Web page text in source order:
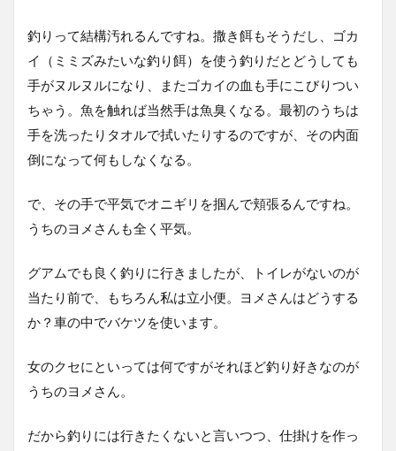
釣りって結構汚れるんですね。撒き餌もそうだし、ゴカ
イ（ミミズみたいな釣り餌）を使う釣りだとどうしても
手がヌルヌルになり、またゴカイの血も手にこびりつい
ちゃう。魚を触れば当然手は魚臭くなる。最初のうちは
手を洗ったりタオルで拭いたりするのですが、その内面
倒になって何もしなくなる。
で、その手で平気でオニギリを掴んで頬張るんですね。
うちのヨメさんも全く平気。
グアムでも良く釣りに行きましたが、トイレがないのが
当たり前で、もちろん私は立小便。ヨメさんはどうする
か？車の中でバケツを使います。
女のクセにといっては何ですがそれほど釣り好きなのが
うちのヨメさん。
だから釣りには行きたくないと言いつつ、仕掛けを作っ